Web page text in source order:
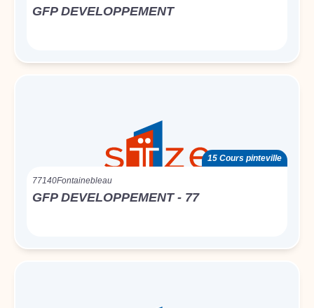
GFP DEVELOPPEMENT
15 Cours pinteville
77140Fontainebleau
GFP DEVELOPPEMENT - 77